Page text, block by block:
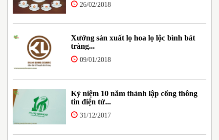
26/02/2018
Xưởng sản xuất lọ hoa lọ lộc bình bát
tràng...
09/01/2018
Kỷ niệm 10 năm thành lập cổng thông
tin điện tử...
31/12/2017